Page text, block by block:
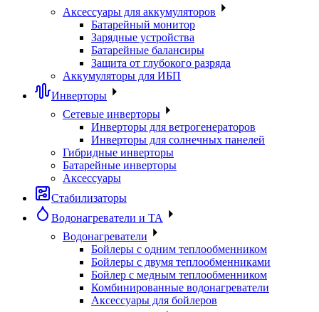
Аксессуары для аккумуляторов
Батарейный монитор
Зарядные устройства
Батарейные балансиры
Защита от глубокого разряда
Аккумуляторы для ИБП
Инверторы
Сетевые инверторы
Инверторы для ветрогенераторов
Инверторы для солнечных панелей
Гибридные инверторы
Батарейные инверторы
Аксессуары
Стабилизаторы
Водонагреватели и ТА
Водонагреватели
Бойлеры с одним теплообменником
Бойлеры с двумя теплообменниками
Бойлер с медным теплообменником
Комбинированные водонагреватели
Аксессуары для бойлеров